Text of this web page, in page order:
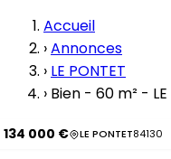
Accueil
›Annonces
› LE PONTET
› Bien - 60 m² -
134 000 € LE PONTET84130